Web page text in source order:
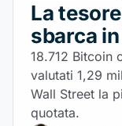
La
sbarca in
18.712 Bitcoin
valutati 1,29
Wall Street la
quotata.